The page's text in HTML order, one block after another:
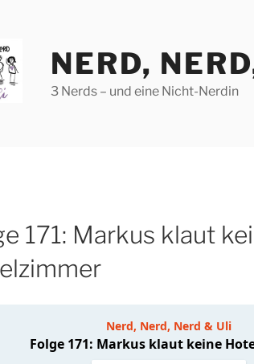
NERD,
3 Nerds – und eine Nicht-Nerdin
171: Markus klaut